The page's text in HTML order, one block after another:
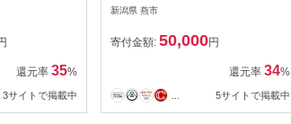
還元率35%
3サイトで掲載中
新潟県 燕市
寄付金額:50,000円
還元率 34%
5サイトで掲載中